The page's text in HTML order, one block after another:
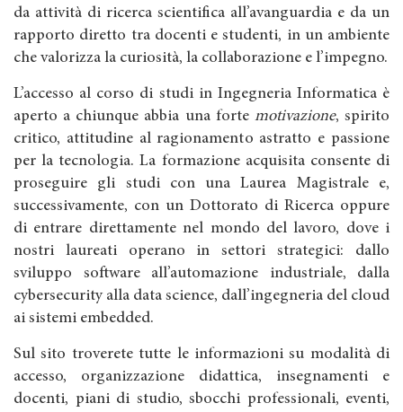
da attività di ricerca scientifica all’avanguardia e da un
rapporto diretto tra docenti e studenti, in un ambiente
che valorizza la curiosità, la collaborazione e l’impegno.
L’accesso al corso di studi in Ingegneria Informatica è
aperto a chiunque abbia una forte motivazione, spirito
critico, attitudine al ragionamento astratto e passione
per la tecnologia. La formazione acquisita consente di
proseguire gli studi con una Laurea Magistrale e,
successivamente, con un Dottorato di Ricerca oppure
di entrare direttamente nel mondo del lavoro, dove i
nostri laureati operano in settori strategici: dallo
sviluppo software all’automazione industriale, dalla
cybersecurity alla data science, dall’ingegneria del cloud
ai sistemi embedded.
Sul sito troverete tutte le informazioni su modalità di
accesso, organizzazione didattica, insegnamenti e
docenti, piani di studio, sbocchi professionali, eventi,